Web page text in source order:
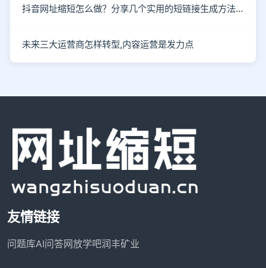
抖音网址缩短怎么做？分享几个实用的短链接生成方法与场景。
未来三大运营商怎样转型,内容运营是发力点
友情链接
问题库AI问答网放学吧润丰矿业